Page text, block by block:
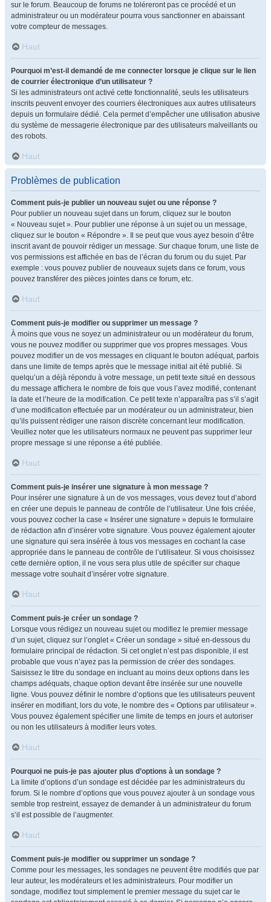
sur le forum. Beaucoup de forums ne toléreront pas ce procédé et un
administrateur ou un modérateur pourra vous sanctionner en abaissant
votre compteur de messages.
Haut
Pourquoi m’est-il demandé de me connecter lorsque je clique sur le lien
de courrier électronique d’un utilisateur ?
Si les administrateurs ont activé cette fonctionnalité, seuls les utilisateurs
inscrits peuvent envoyer des courriers électroniques aux autres utilisateurs
depuis un formulaire dédié. Cela permet d’empêcher une utilisation abusive
du système de messagerie électronique par des utilisateurs malveillants ou
des robots.
Haut
Problèmes de publication
Comment puis-je publier un nouveau sujet ou une réponse ?
Pour publier un nouveau sujet dans un forum, cliquez sur le bouton
« Nouveau sujet ». Pour publier une réponse à un sujet ou un message,
cliquez sur le bouton « Répondre ». Il se peut que vous ayez besoin d’être
inscrit avant de pouvoir rédiger un message. Sur chaque forum, une liste de
vos permissions est affichée en bas de l’écran du forum ou du sujet. Par
exemple : vous pouvez publier de nouveaux sujets dans ce forum, vous
pouvez transférer des pièces jointes dans ce forum, etc.
Haut
Comment puis-je modifier ou supprimer un message ?
À moins que vous ne soyez un administrateur ou un modérateur du forum,
vous ne pouvez modifier ou supprimer que vos propres messages. Vous
pouvez modifier un de vos messages en cliquant le bouton adéquat, parfois
dans une limite de temps après que le message initial ait été publié. Si
quelqu’un a déjà répondu à votre message, un petit texte situé en dessous
du message affichera le nombre de fois que vous l’avez modifié, contenant
la date et l’heure de la modification. Ce petit texte n’apparaîtra pas s’il s’agit
d’une modification effectuée par un modérateur ou un administrateur, bien
qu’ils puissent rédiger une raison discrète concernant leur modification.
Veuillez noter que les utilisateurs normaux ne peuvent pas supprimer leur
propre message si une réponse a été publiée.
Haut
Comment puis-je insérer une signature à mon message ?
Pour insérer une signature à un de vos messages, vous devez tout d’abord
en créer une depuis le panneau de contrôle de l’utilisateur. Une fois créée,
vous pouvez cocher la case « Insérer une signature » depuis le formulaire
de rédaction afin d’insérer votre signature. Vous pouvez également ajouter
une signature qui sera insérée à tous vos messages en cochant la case
appropriée dans le panneau de contrôle de l’utilisateur. Si vous choisissez
cette dernière option, il ne vous sera plus utile de spécifier sur chaque
message votre souhait d’insérer votre signature.
Haut
Comment puis-je créer un sondage ?
Lorsque vous rédigez un nouveau sujet ou modifiez le premier message
d’un sujet, cliquez sur l’onglet « Créer un sondage » situé en-dessous du
formulaire principal de rédaction. Si cet onglet n’est pas disponible, il est
probable que vous n’ayez pas la permission de créer des sondages.
Saisissez le titre du sondage en incluant au moins deux options dans les
champs adéquats, chaque option devant être insérée sur une nouvelle
ligne. Vous pouvez définir le nombre d’options que les utilisateurs peuvent
insérer en modifiant, lors du vote, le nombre des « Options par utilisateur ».
Vous pouvez également spécifier une limite de temps en jours et autoriser
ou non les utilisateurs à modifier leurs votes.
Haut
Pourquoi ne puis-je pas ajouter plus d’options à un sondage ?
La limite d’options d’un sondage est décidée par les administrateurs du
forum. Si le nombre d’options que vous pouvez ajouter à un sondage vous
semble trop restreint, essayez de demander à un administrateur du forum
s’il est possible de l’augmenter.
Haut
Comment puis-je modifier ou supprimer un sondage ?
Comme pour les messages, les sondages ne peuvent être modifiés que par
leur auteur, les modérateurs et les administrateurs. Pour modifier un
sondage, modifiez tout simplement le premier message du sujet car le